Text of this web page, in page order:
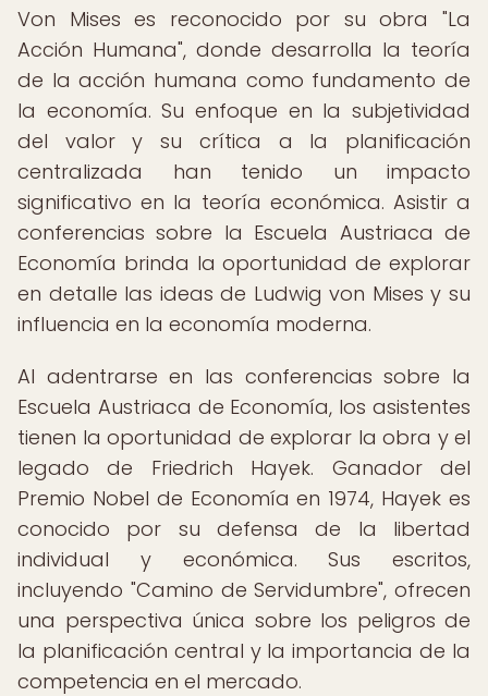
Von Mises es reconocido por su obra "La
Acción Humana", donde desarrolla la teoría
de la acción humana como fundamento de
la economía. Su enfoque en la subjetividad
del valor y su crítica a la planificación
centralizada han tenido un impacto
significativo en la teoría económica. Asistir a
conferencias sobre la Escuela Austriaca de
Economía brinda la oportunidad de explorar
en detalle las ideas de Ludwig von Mises y su
influencia en la economía moderna.
Al adentrarse en las conferencias sobre la
Escuela Austriaca de Economía, los asistentes
tienen la oportunidad de explorar la obra y el
legado de Friedrich Hayek. Ganador del
Premio Nobel de Economía en 1974, Hayek es
conocido por su defensa de la libertad
individual y económica. Sus escritos,
incluyendo "Camino de Servidumbre", ofrecen
una perspectiva única sobre los peligros de
la planificación central y la importancia de la
competencia en el mercado.